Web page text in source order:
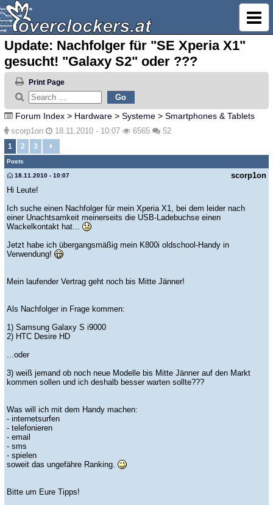
Update: Nachfolger für "SE Xperia X1"
gesucht! "Galaxy S2" oder ???
Print Page
Forum Index > Hardware > Systeme > Smartphones & Tablets
scorp1on 18.11.2010 - 10:07 6565 52
1 2 3
Posts
scorp1on
18.11.2010 - 10:07
Hi Leute!
Ich suche einen Nachfolger für mein Xperia X1, bei dem leider nach
einer Unachtsamkeit meinerseits die USB-Ladebuchse einen
Wackelkontakt hat...
Jetzt habe ich übergangsmäßig mein K800i oldschool-Handy in
Verwendung!
Mein laufender Vertrag geht noch bis Mitte Jänner!
Als Nachfolger in Frage kommen:
1) Samsung Galaxy S i9000
2) HTC Desire HD
...oder
3) weiß jemand ob noch neue Modelle bis Mitte Jänner auf den Markt
kommen sollen und ich deshalb besser warten sollte???
Was will ich mit dem Handy machen:
- internetsurfen
- telefonieren
- email
- sms
- spielen
soweit das ungefähre Ranking.
Bitte um Eure Tipps!